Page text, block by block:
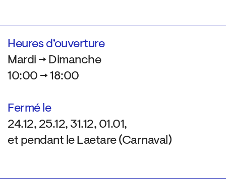
Heures d’ouverture
Mardi → Dimanche
10:00 → 18:00
Fermé le
24.12, 25.12, 31.12, 01.01,
et pendant le Laetare (Carnaval)